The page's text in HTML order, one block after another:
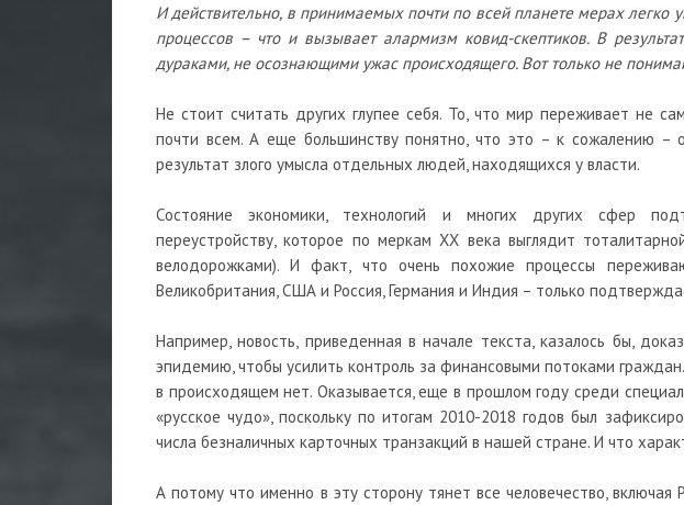
И действительно, в принимаемых почти по всей планете мерах легко
процессов – что и вызывает алармизм ковид-скептиков. В
дураками, не осознающими ужас происходящего. Вот только не
Не стоит считать других глупее себя. То, что мир переживает не
почти всем. А еще большинству понятно, что это – к сожалению –
результат злого умысла отдельных людей, находящихся у власти.
Состояние экономики, технологий и многих других сфер
переустройству, которое по меркам XX века выглядит
велодорожками). И факт, что очень похожие процессы
Великобритания, США и Россия, Германия и Индия – только
Например, новость, приведенная в начале текста, казалось бы,
эпидемию, чтобы усилить контроль за финансовыми потоками
в происходящем нет. Оказывается, еще в прошлом году среди
«русское чудо», поскольку по итогам 2010-2018 годов был
числа безналичных карточных транзакций в нашей стране. И что
А потому что именно в эту сторону тянет все человечество, включая